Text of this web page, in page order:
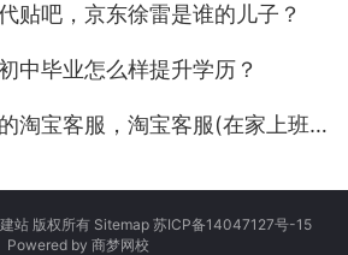
贴吧，京东徐雷是谁的儿子？
中毕业怎么样提升学历？
客服，淘宝客服(在家上班)58同城？
站 版权所有 Sitemap 苏ICP备14047127号-15
Powered by 商梦网校